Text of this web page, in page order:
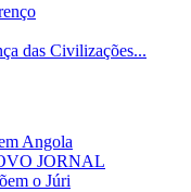
das Civilizações...
Angola
JORNAL
o Júri